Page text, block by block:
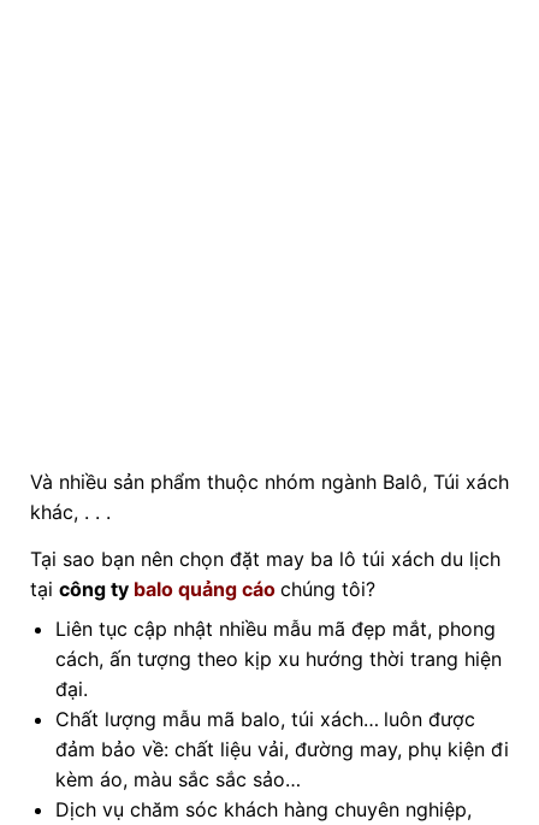
Và nhiều sản phẩm thuộc nhóm ngành Balô, Túi xách
khác, . . .
Tại sao bạn nên chọn đặt may ba lô túi xách du lịch
tại công ty balo quảng cáo chúng tôi?
Liên tục cập nhật nhiều mẫu mã đẹp mắt, phong
cách, ấn tượng theo kịp xu hướng thời trang hiện
đại.
Chất lượng mẫu mã balo, túi xách… luôn được
đảm bảo về: chất liệu vải, đường may, phụ kiện đi
kèm áo, màu sắc sắc sảo…
Dịch vụ chăm sóc khách hàng chuyên nghiệp,